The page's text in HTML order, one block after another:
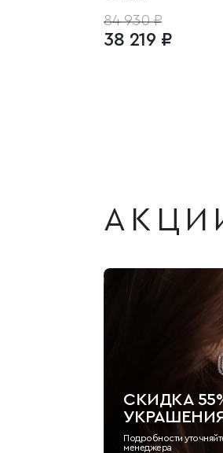
84 930 ₽
38 219 ₽
СКИДКА
Подробности
менеджера